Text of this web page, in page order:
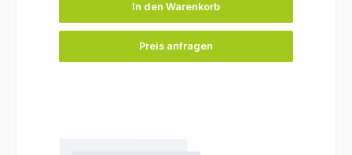
In den Warenkorb
Preis anfragen